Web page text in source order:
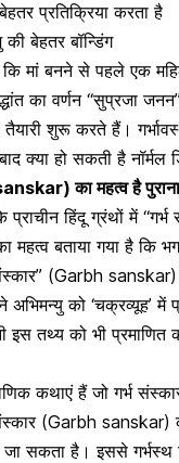
प्रतिक्रिया करता है
बेहतर बॉन्डिंग
कि मां बनने से पहले एक
का वर्णन “सुप्रजा
तैयारी शुरू करते हैं।
क्या हो सकती है नॉर्मल
का महत्व है
हिंदू ग्रंथों में
महत्व बताया गया है कि
(Garbh
को ‘चक्रव्यूह’
इस तथ्य को भी प्रमाणित
कथाएं हैं जो गर्भ
(Garbh sanskar)
सकता है। इससे गर्भस्थ